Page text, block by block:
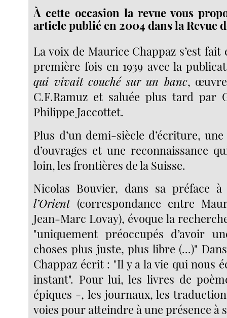
À cette occasion la revue vous
article publié en 2004 dans la Revue
La voix de Maurice Chappaz s’est
première fois en 1939 avec la
qui vivait couché sur un banc,
C.F.Ramuz et saluée plus tard par
Philippe Jaccottet.
Plus d’un demi-siècle d’écriture,
d’ouvrages et une reconnaissance
loin, les frontières de la Suisse.
Nicolas Bouvier, dans sa préface
l’Orient(correspondance entre
Jean-Marc Lovay), évoque la
"uniquement préoccupés d’avoir
choses plus juste, plus libre (...)"
Chappaz écrit : "Il y a la vie qui nous
instant". Pour lui, les livres de
épiques -, les journaux, les
voies pour atteindre à une présence à